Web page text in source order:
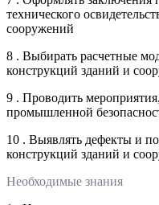
технического
сооружений
8 . Выбирать расчетные
конструкций зданий и
9 . Проводить
промышленной
10 . Выявлять дефекты и
конструкций зданий и
Необходимые знания